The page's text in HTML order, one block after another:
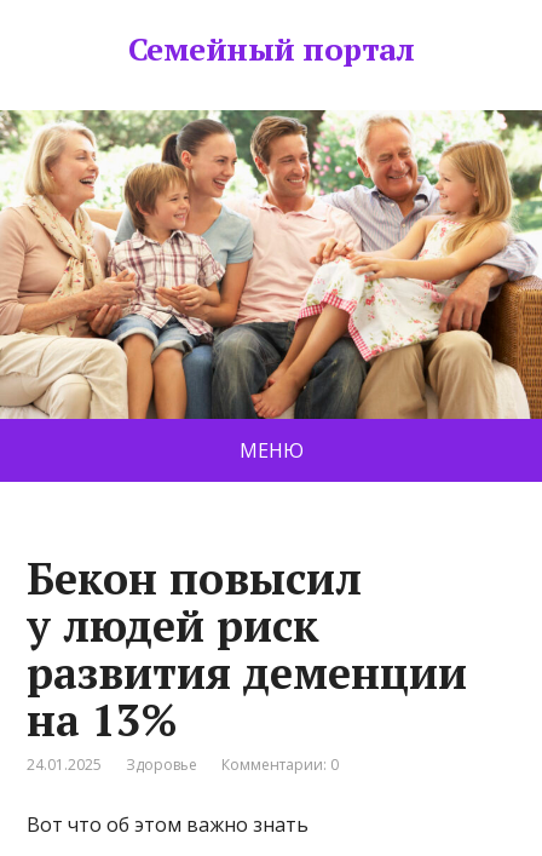
Семейный портал
МЕНЮ
Бекон повысил
у людей риск
развития деменции
на 13%
24.01.2025 Здоровье Комментарии: 0
Вот что об этом важно знать